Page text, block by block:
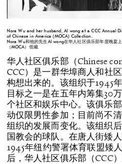
Nora Wu and her husband, Al wong at a CCC Annual
of Chinese in America (MOCA) Collection.
Nora Wu和他的先生Al wong在华人社区俱乐部年度晚宴
（MOCA）馆藏
华人社区俱乐部（Chinese
CCC）是一群华埠商人和社
构想出来的。该组织于1945
目标之一是在五年内筹集30
个社区和娱乐中心。该俱乐
动仅限男性参加；目前尚不
组织的发展而变化。该组织
国教会的球队。在唐人街矮
1945年纽约警署体育联盟矮
后，华人社区俱乐部（CCC